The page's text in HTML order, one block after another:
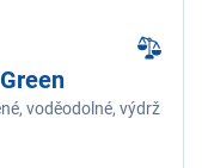
voděodolné, výdrž